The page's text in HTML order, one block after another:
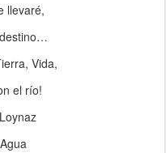
llevaré,
Vida,
el río!